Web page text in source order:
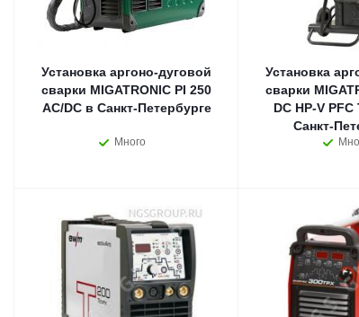
Установка аргоно-дуговой
сварки MIGATRONIC PI 250
AC/DC в Санкт-Петербурге
Много
Установка
сварки
DC HP-V
Санкт-